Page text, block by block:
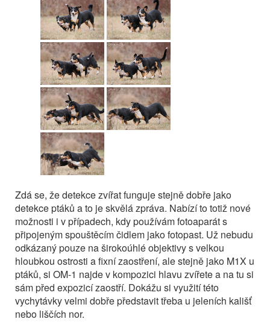
Zdá se, že detekce zvířat funguje stejně dobře jako
detekce ptáků a to je skvělá zpráva. Nabízí to totiž nové
možnosti i v případech, kdy používám fotoaparát s
připojeným spouštěcím čidlem jako fotopast. Už nebudu
odkázaný pouze na širokoúhlé objektivy s velkou
hloubkou ostrosti a fixní zaostření, ale stejně jako M1X u
ptáků, si OM-1 najde v kompozici hlavu zvířete a na tu si
sám před expozicí zaostří. Dokážu si využití této
vychytávky velmi dobře představit třeba u jeleních kališť
nebo liščích nor.